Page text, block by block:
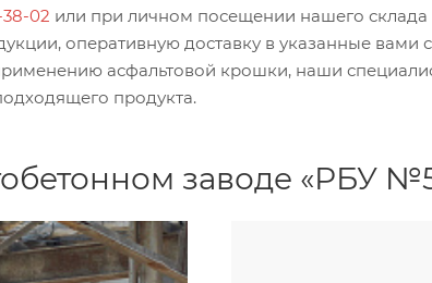
38-02 или при личном посещении нашего
оперативную доставку в указанные вами
асфальтовой крошки, наши
продукта.
заводе «РБУ